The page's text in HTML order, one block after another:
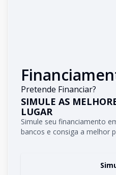
Pretende Financiar?
SIMULE AS
LUGAR
Simule seu financiamento
bancos e consiga a melhor